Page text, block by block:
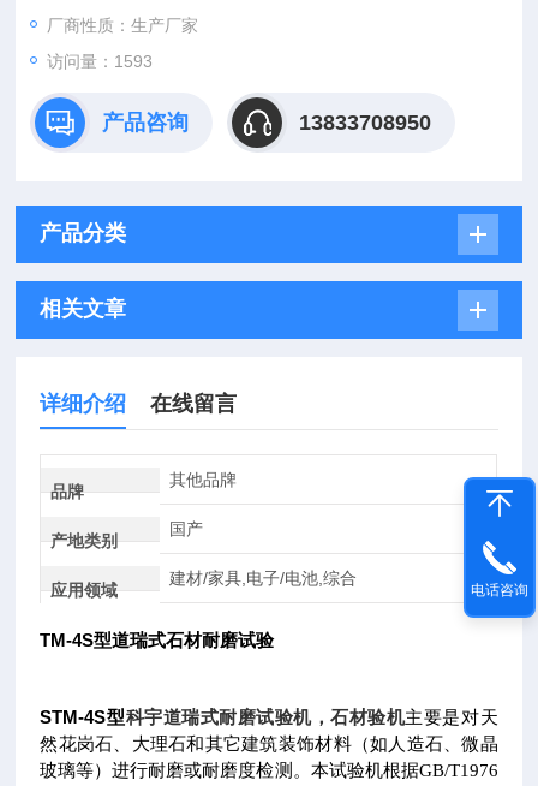
厂商性质：生产厂家
访问量：1593
产品咨询 13833708950
产品分类
相关文章
详细介绍 在线留言
品牌
其他品牌
产地类别
国产
应用领域
建材/家具,电子/电池,综合
TM-4S型道瑞式石材耐磨试验
STM-4S型科宇道瑞式耐磨试验机，石材验机主要是对天
然花岗石、大理石和其它建筑装饰材料（如人造石、微晶
玻璃等）进行耐磨或耐磨度检测。本试验机根据GB/T1976
电话咨询